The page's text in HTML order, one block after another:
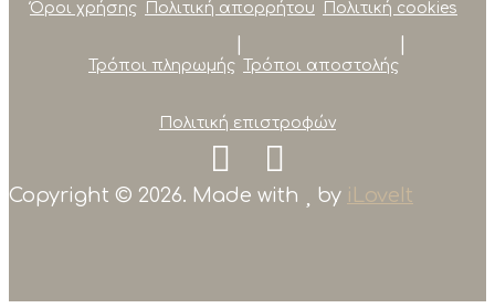
Όροι χρήσης Πολιτική απορρήτου Πολιτική cookies
Τρόποι πληρωμής Τρόποι αποστολής
Πολιτική επιστροφών
Copyright © 2026. Made with by iLoveIt